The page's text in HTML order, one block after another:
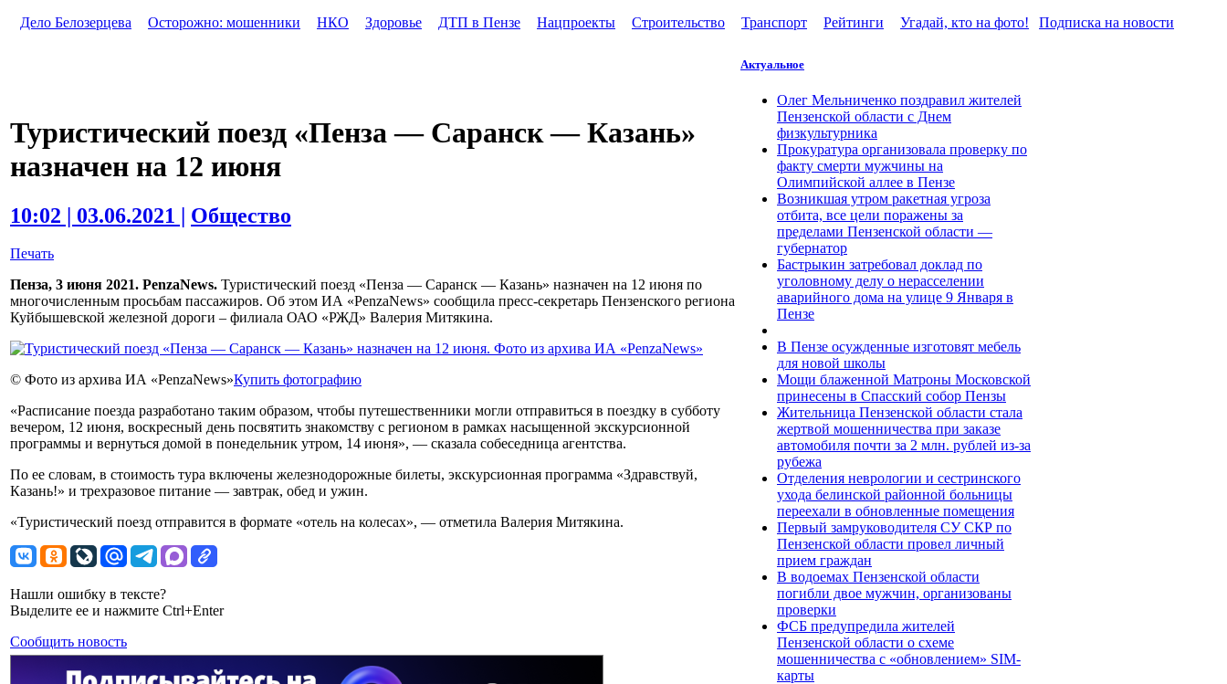
Дело Белозерцева
Осторожно: мошенники НКО Здоровье ДТП в Пензе Нацпроекты Строительство Транспорт Рейтинги Угадай, кто на фото! Подписка на новости
Туристический поезд «Пенза — Саранск — Казань»
назначен на 12 июня
10:02 | 03.06.2021 | Общество
Печать
Пенза, 3 июня 2021. PenzaNews. Туристический поезд «Пенза — Саранск — Казань» назначен на 12 июня по
многочисленным просьбам пассажиров. Об этом ИА «PenzaNews» сообщила пресс-секретарь Пензенского региона
Куйбышевской железной дороги – филиала ОАО «РЖД» Валерия Митякина.
© Фото из архива ИА «PenzaNews»Купить фотографию
«Расписание поезда разработано таким образом, чтобы путешественники могли отправиться в поездку в субботу
вечером, 12 июня, воскресный день посвятить знакомству с регионом в рамках насыщенной экскурсионной
программы и вернуться домой в понедельник утром, 14 июня», — сказала собеседница агентства.
По ее словам, в стоимость тура включены железнодорожные билеты, экскурсионная программа «Здравствуй,
Казань!» и трехразовое питание — завтрак, обед и ужин.
«Туристический поезд отправится в формате «отель на колесах», — отметила Валерия Митякина.
Нашли ошибку в тексте?
Выделите ее и нажмите Ctrl+Enter
Сообщить новость
Актуальное
Олег Мельниченко поздравил жителей
Пензенской области с Днем
физкультурника
Прокуратура организовала проверку по
факту смерти мужчины на
Олимпийской аллее в Пензе
Возникшая утром ракетная угроза
отбита, все цели поражены за
пределами Пензенской области —
губернатор
Бастрыкин затребовал доклад по
уголовному делу о нерасселении
аварийного дома на улице 9 Января в
Пензе
В Пензе осужденные изготовят мебель
для новой школы
Мощи блаженной Матроны Московской
принесены в Спасский собор Пензы
Жительница Пензенской области стала
жертвой мошенничества при заказе
автомобиля почти за 2 млн. рублей из-за
рубежа
Отделения неврологии и сестринского
ухода белинской районной больницы
переехали в обновленные помещения
Первый замруководителя СУ СКР по
Пензенской области провел личный
прием граждан
В водоемах Пензенской области
погибли двое мужчин, организованы
проверки
ФСБ предупредила жителей
Пензенской области о схеме
мошенничества c «обновлением» SIM-
карты